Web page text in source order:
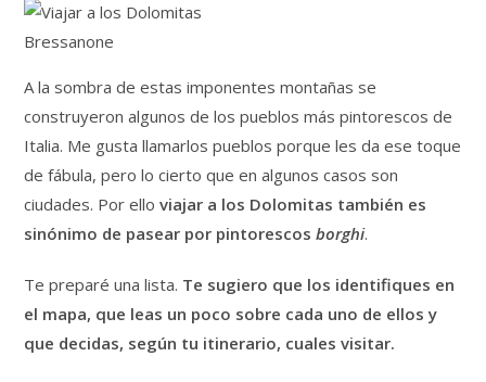
Bressanone
A la sombra de estas imponentes montañas se
construyeron algunos de los pueblos más pintorescos de
Italia. Me gusta llamarlos pueblos porque les da ese toque
de fábula, pero lo cierto que en algunos casos son
ciudades. Por elloviajar a los Dolomitas también es
sinónimo de pasear por pintorescosborghi.
Te preparé una lista. Te sugiero que los identifiques en
el mapa, que leas un poco sobre cada uno de ellos y
que decidas, según tu itinerario, cuales visitar.